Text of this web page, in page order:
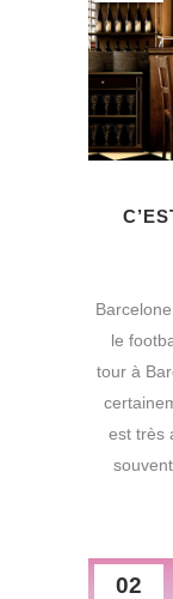
le
tour à
est très
02